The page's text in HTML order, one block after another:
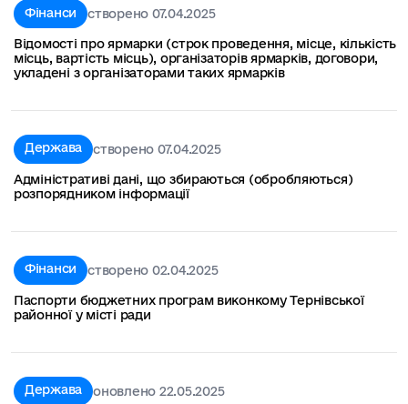
Фінанси створено 07.04.2025
Відомості про ярмарки (строк проведення, місце, кількість
місць, вартість місць), організаторів ярмарків, договори,
укладені з організаторами таких ярмарків
Держава створено 07.04.2025
Адміністративі дані, що збираються (обробляються)
розпорядником інформації
Фінанси створено 02.04.2025
Паспорти бюджетних програм виконкому Тернівської
районної у місті ради
Держава оновлено 22.05.2025